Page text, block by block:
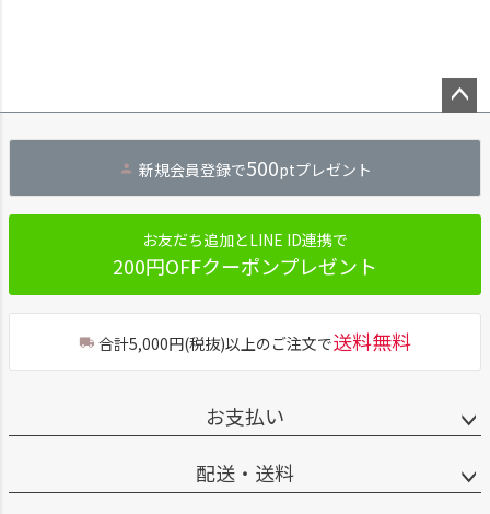
へ
新規会員登録で500ptプレゼント
お友だち追加とLINE ID連携で
200円OFFクーポンプレゼント
合計5,000円(税抜)以上のご注文で送料無料
お支払い
配送・送料